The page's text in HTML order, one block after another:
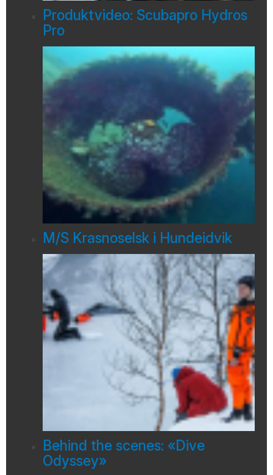
Produktvideo: Scubapro Hydros
Pro
M/S Krasnoselsk i Hundeidvik
Behind the scenes: «Dive
Odyssey»